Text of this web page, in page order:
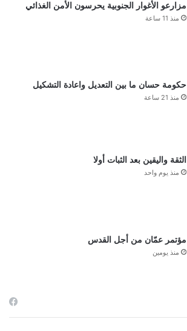
مزارعو الأغوار الجنوبية يحرسون الأمن الغذائي
منذ 11 ساعة
حكومة حسان ما بين التعديل واعادة التشكيل
منذ 21 ساعة
الثقة واليقين بعد الثبات أولا
منذ يوم واحد
مؤتمر عمّان من أجل القدس
منذ يومين